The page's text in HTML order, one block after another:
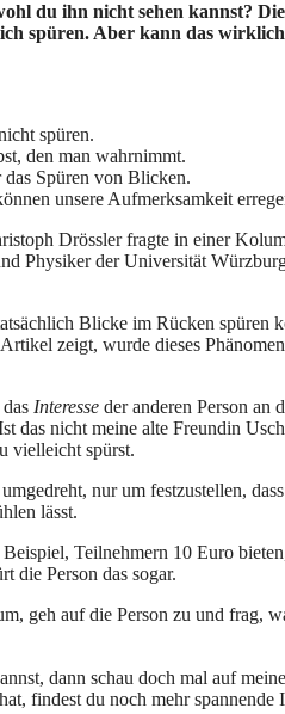
du ihn nicht sehen kannst?
spüren. Aber kann das
spüren.
den man wahrnimmt.
Spüren von Blicken.
unsere Aufmerksamkeit
Drössler fragte in einer
Physiker der Universität
Blicke im Rücken spüren
zeigt, wurde dieses
Interesse der anderen Person an
das nicht meine alte Freundin
vielleicht spürst.
nur um festzustellen,
lässt.
Teilnehmern 10 Euro
die Person das sogar.
geh auf die Person zu und frag,
dann schau doch mal auf
findest du noch mehr spannende